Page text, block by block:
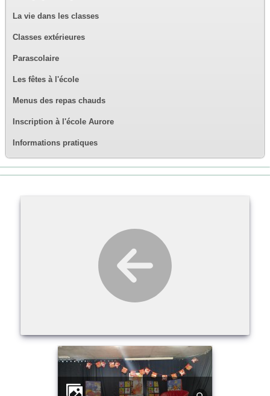
La vie dans les classes
Classes extérieures
Parascolaire
Les fêtes à l'école
Menus des repas chauds
Inscription à l'école Aurore
Informations pratiques